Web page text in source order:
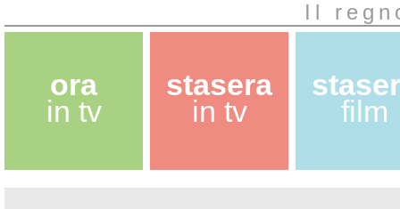
Il
ora
in tv
stasera
in tv
film